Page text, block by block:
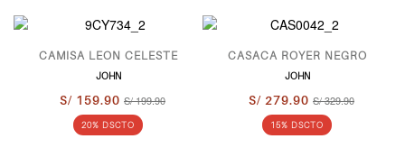
CAMISA LEON CELESTE
JOHN
S/ 159.90 S/ 199.90
20% DSCTO
CASACA ROYER NEGRO
JOHN
S/ 279.90 S/ 329.90
15% DSCTO